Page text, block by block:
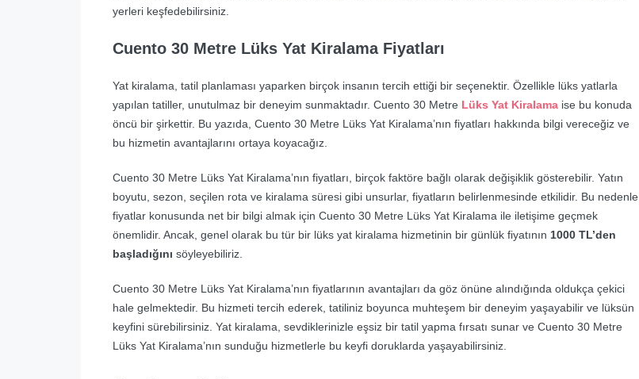
yerleri keşfedebilirsiniz.
Cuento 30 Metre Lüks Yat Kiralama Fiyatları
Yat kiralama, tatil planlaması yaparken birçok insanın tercih ettiği bir seçenektir. Özellikle lüks yatlarla
yapılan tatiller, unutulmaz bir deneyim sunmaktadır. Cuento 30 Metre Lüks Yat Kiralama ise bu konuda
öncü bir şirkettir. Bu yazıda, Cuento 30 Metre Lüks Yat Kiralama’nın fiyatları hakkında bilgi vereceğiz ve
bu hizmetin avantajlarını ortaya koyacağız.
Cuento 30 Metre Lüks Yat Kiralama’nın fiyatları, birçok faktöre bağlı olarak değişiklik gösterebilir. Yatın
boyutu, sezon, seçilen rota ve kiralama süresi gibi unsurlar, fiyatların belirlenmesinde etkilidir. Bu nedenle,
fiyatlar konusunda net bir bilgi almak için Cuento 30 Metre Lüks Yat Kiralama ile iletişime geçmek
önemlidir. Ancak, genel olarak bu tür bir lüks yat kiralama hizmetinin bir günlük fiyatının 1000 TL’den
başladığını söyleyebiliriz.
Cuento 30 Metre Lüks Yat Kiralama’nın fiyatlarının avantajları da göz önüne alındığında oldukça çekici
hale gelmektedir. Bu hizmeti tercih ederek, tatiliniz boyunca muhteşem bir deneyim yaşayabilir ve lüksün
keyfini sürebilirsiniz. Yat kiralama, sevdiklerinizle eşsiz bir tatil yapma fırsatı sunar ve Cuento 30 Metre
Lüks Yat Kiralama’nın sunduğu hizmetlerle bu keyfi doruklarda yaşayabilirsiniz.